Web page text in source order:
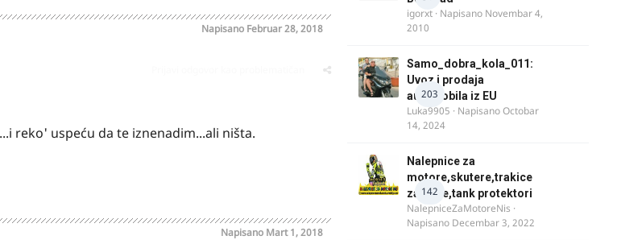
Napisano Februar 28, 2018
reko' uspeću da te iznenadim...ali ništa.
Napisano Mart 1, 2018
igorxt · Napisano Novembar 4,
2010
203
Samo_dobra_kola_011:
Uvoz i prodaja
automobila iz EU
Luka9905 · NapisanoOctobar
14, 2024
142
Nalepnice za
motore,skutere,trakice
za felne,tank protektori
NalepniceZaMotoreNis ·
Napisano Decembar 3, 2022